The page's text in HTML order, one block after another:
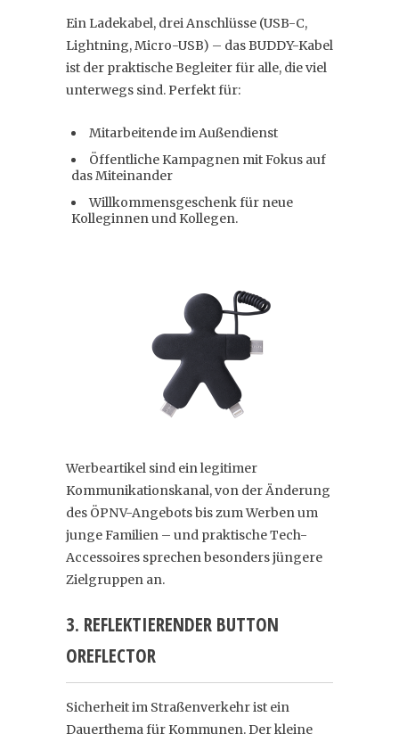
Ein Ladekabel, drei Anschlüsse (USB-C,
Lightning, Micro-USB) – das BUDDY-Kabel
ist der praktische Begleiter für alle, die viel
unterwegs sind. Perfekt für:
Mitarbeitende im Außendienst
Öffentliche Kampagnen mit Fokus auf
das Miteinander
Willkommensgeschenk für neue
Kolleginnen und Kollegen.
Werbeartikel sind ein legitimer
Kommunikationskanal, von der Änderung
des ÖPNV-Angebots bis zum Werben um
junge Familien – und praktische Tech-
Accessoires sprechen besonders jüngere
Zielgruppen an.
3. REFLEKTIERENDER BUTTON
OREFLECTOR
Sicherheit im Straßenverkehr ist ein
Dauerthema für Kommunen. Der kleine